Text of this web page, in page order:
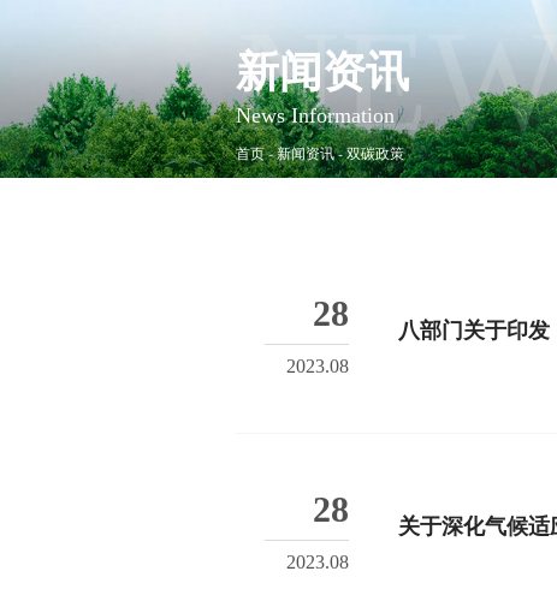
新闻资讯
News Information
首页 新闻资讯 双碳政策
28
2023.08
八部门关于印
28
2023.08
关于深化气候